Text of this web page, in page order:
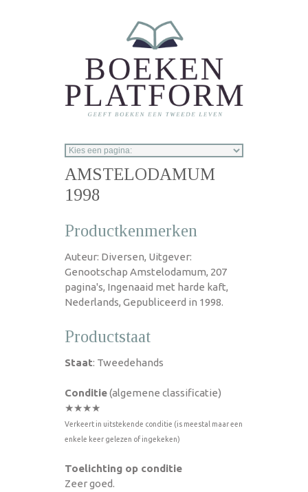
AMSTELODAMUM
1998
Productkenmerken
Auteur: Diversen, Uitgever:
Genootschap Amstelodamum, 207
pagina's, Ingenaaid met harde kaft,
Nederlands, Gepubliceerd in 1998.
Productstaat
Staat: Tweedehands
Conditie(algemene classificatie)
★★★★
Verkeert in uitstekende conditie (is meestal maar een
enkele keer gelezen of ingekeken)
Toelichting op conditie
Zeer goed.